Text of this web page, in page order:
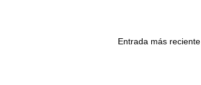
Entrada más reciente